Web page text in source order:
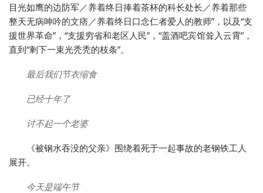
目光如鹰的边防军／养着终日捧着茶杯的科长处长／养着那些
整天无病呻吟的文痞／养着终日口念仁者爱人的教师”，以及“支
援世界革命”，“支援穷省和老区人民”，“盖酒吧宾馆耸入云霄”，
直到“剩下一束光秃秃的枝条”。
最后我们节衣缩食
已经十年了
讨不起一个老婆
《被钢水吞没的父亲》围绕着死于一起事故的老钢铁工人
展开。
今天是端午节